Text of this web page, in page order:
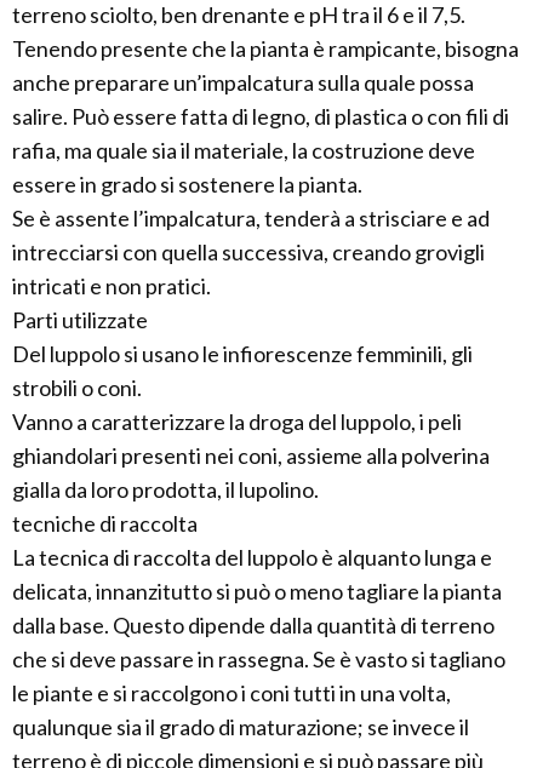
terreno sciolto, ben drenante e pH tra il 6 e il 7,5.
Tenendo presente che la pianta è rampicante, bisogna
anche preparare un’impalcatura sulla quale possa
salire. Può essere fatta di legno, di plastica o con fili di
rafia, ma quale sia il materiale, la costruzione deve
essere in grado si sostenere la pianta.
Se è assente l’impalcatura, tenderà a strisciare e ad
intrecciarsi con quella successiva, creando grovigli
intricati e non pratici.
Parti utilizzate
Del luppolo si usano le infiorescenze femminili, gli
strobili o coni.
Vanno a caratterizzare la droga del luppolo, i peli
ghiandolari presenti nei coni, assieme alla polverina
gialla da loro prodotta, il lupolino.
tecniche di raccolta
La tecnica di raccolta del luppolo è alquanto lunga e
delicata, innanzitutto si può o meno tagliare la pianta
dalla base. Questo dipende dalla quantità di terreno
che si deve passare in rassegna. Se è vasto si tagliano
le piante e si raccolgono i coni tutti in una volta,
qualunque sia il grado di maturazione; se invece il
terreno è di piccole dimensioni e si può passare più